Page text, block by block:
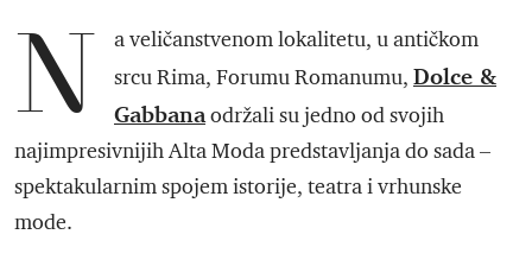
N
a veličanstvenom lokalitetu, u antičkom
srcu Rima, Forumu Romanumu, Dolce &
Gabbanaodržali su jedno od svojih
najimpresivnijih Alta Moda predstavljanja do sada –
spektakularnim spojem istorije, teatra i vrhunske
mode.